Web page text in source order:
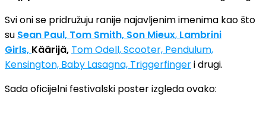
Svi oni se pridružuju ranije najavljenim imenima kao što
su Sean Paul, Tom Smith, Son Mieux, Lambrini
Girls, Käärijä, Tom Odell, Scooter, Pendulum,
Kensington, Baby Lasagna, Triggerfingeri drugi.
Sada oficijelni festivalski poster izgleda ovako: